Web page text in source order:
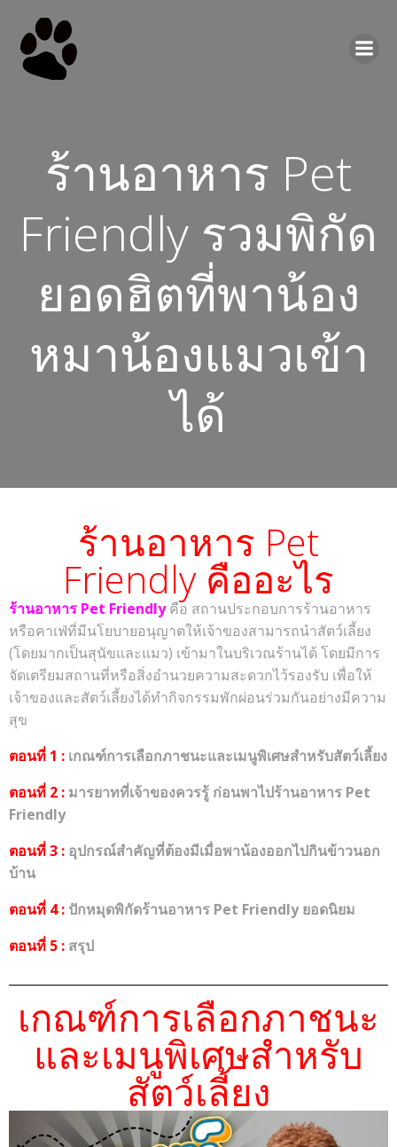
ร้านอาหาร Pet
Friendly รวมพิกัด
ยอดฮิตที่พาน้อง
หมาน้องแมวเข้า
ได้
ร้านอาหาร Pet
Friendly คืออะไร
ร้านอาหาร Pet Friendlyคือ สถานประกอบการร้านอาหาร
หรือคาเฟ่ที่มีนโยบายอนุญาตให้เจ้าของสามารถนำสัตว์เลี้ยง
(โดยมากเป็นสุนัขและแมว) เข้ามาในบริเวณร้านได้ โดยมีการ
จัดเตรียมสถานที่หรือสิ่งอำนวยความสะดวกไว้รองรับ เพื่อให้
เจ้าของและสัตว์เลี้ยงได้ทำกิจกรรมพักผ่อนร่วมกันอย่างมีความ
สุข
ตอนที่ 1 : เกณฑ์การเลือกภาชนะและเมนูพิเศษสำหรับสัตว์เลี้ยง
ตอนที่ 2 : มารยาทที่เจ้าของควรรู้ ก่อนพาไปร้านอาหาร Pet
Friendly
ตอนที่ 3 : อุปกรณ์สำคัญที่ต้องมีเมื่อพาน้องออกไปกินข้าวนอก
บ้าน
ตอนที่ 4 : ปักหมุดพิกัดร้านอาหาร Pet Friendly ยอดนิยม
ตอนที่ 5 : สรุป
เกณฑ์การเลือกภาชนะ
และเมนูพิเศษสำหรับ
สัตว์เลี้ยง